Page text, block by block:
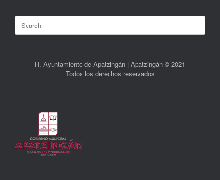
Search
for:
H. Ayuntamiento de Apatzingán | Apatzingán © 2021
Todos los derechos reservados